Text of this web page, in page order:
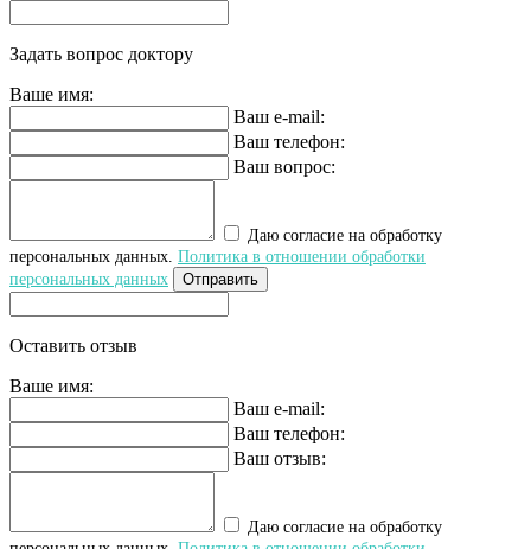
Задать вопрос доктору
Ваше имя:
Ваш e-mail:
Ваш телефон:
Ваш вопрос:
Даю согласие на обработку
персональных данных. Политика в отношении обработки
персональных данных
Отправить
Оставить отзыв
Ваше имя:
Ваш e-mail:
Ваш телефон:
Ваш отзыв:
Даю согласие на обработку